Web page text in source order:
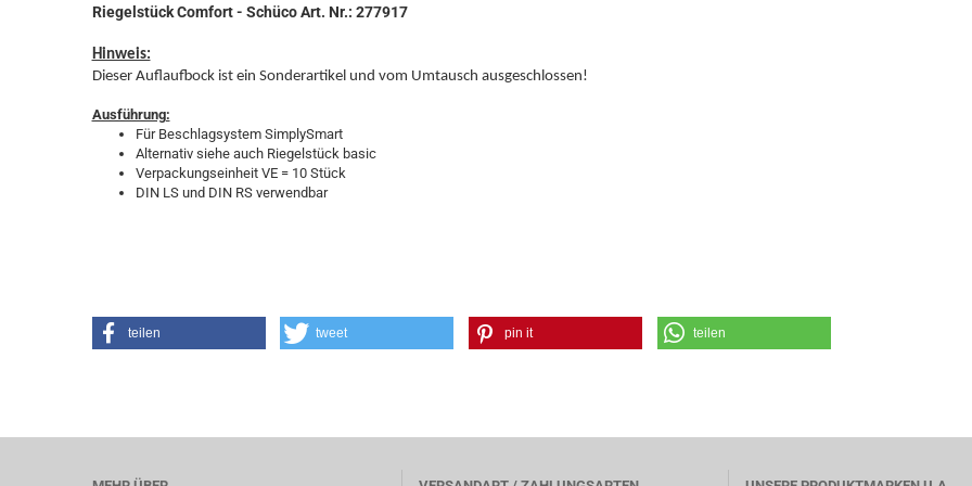
Riegelstück Comfort - Schüco Art. Nr.: 277917
Hinweis:
Dieser Auflaufbock ist ein Sonderartikel und vom Umtausch ausgeschlossen!
Ausführung:
Für Beschlagsystem SimplySmart
Alternativ siehe auch Riegelstück basic
Verpackungseinheit VE = 10 Stück
DIN LS und DIN RS verwendbar
teilen tweet pin it teilen